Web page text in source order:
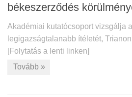
békeszerződés
Akadémiai kutatócsoport vizsgálja
legigazságtalanabb ítéletét,
[Folytatás a lenti linken]
Tovább »